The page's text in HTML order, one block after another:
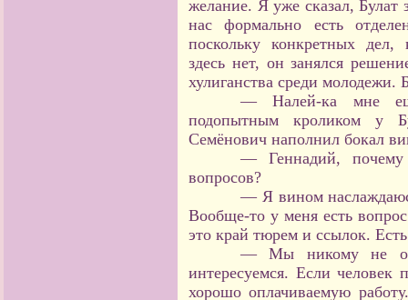
желание. Я уже сказал, Булат
нас формально есть
поскольку конкретных
здесь нет, он занялся
хулиганства среди молодежи.
— Налей-ка мне
подопытным кроликом у
Семёнович наполнил бокал
— Геннадий,
вопросов?
— Я вином
Вообще-то у меня есть
это край тюрем и ссылок.
— Мы никому не
интересуемся. Если
хорошо оплачиваемую